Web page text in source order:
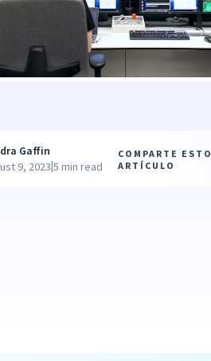
Gaffin
9, 2023|5 min read
COMPARTE ESTO
ARTÍCULO